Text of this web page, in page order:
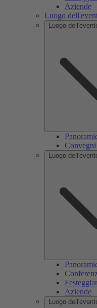
Aziende
Luogo
Luogo
Convegni
Luogo
Aziende
Luogo